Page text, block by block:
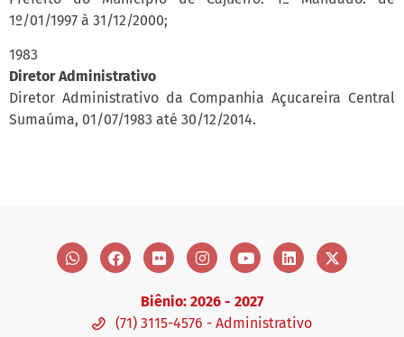
1º/01/1997 à 31/12/2000;
1983
Diretor Administrativo
Diretor Administrativo da Companhia Açucareira Central
Sumaúma, 01/07/1983 até 30/12/2014.
Biênio: 2026 - 2027
(71) 3115-4576 - Administrativo